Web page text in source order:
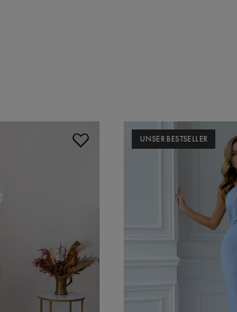
UNSER BESTSELLER